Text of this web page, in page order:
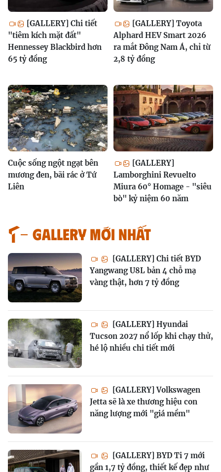
[GALLERY] Chi tiết
"tiêm kích mặt đất"
Hennessey Blackbird hơn
65 tỷ đồng
[GALLERY] Toyota
Alphard HEV Smart 2026
ra mắt Đông Nam Á, chỉ từ
2,8 tỷ đồng
Cuộc sống ngột ngạt bên
mương đen, bãi rác ở Tứ
Liên
[GALLERY]
Lamborghini Revuelto
Miura 60° Homage - "siêu
bò" kỷ niệm 60 năm
GALLERY MỚI NHẤT
[GALLERY] Chi tiết BYD
Yangwang U8L bản 4 chỗ mạ
vàng thật, hơn 7 tỷ đồng
[GALLERY] Hyundai
Tucson 2027 nổ lốp khi chạy thử,
hé lộ nhiều chi tiết mới
[GALLERY] Volkswagen
Jetta sẽ là xe thương hiệu con
năng lượng mới "giá mềm"
[GALLERY] BYD Ti 7 mới
gần 1,7 tỷ đồng, thiết kế đẹp như